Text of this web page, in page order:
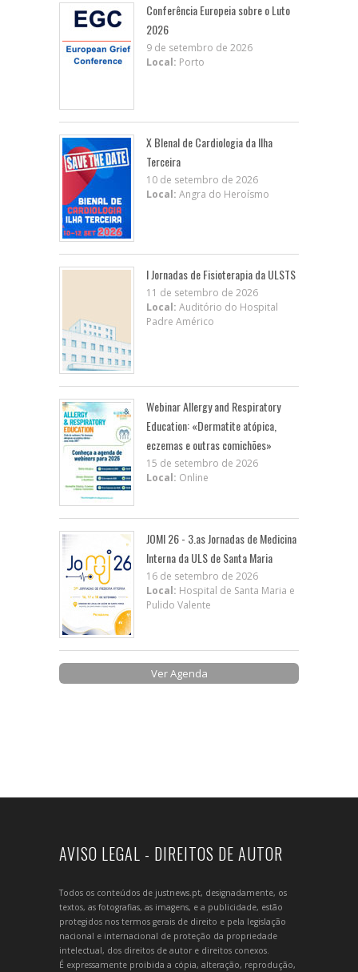
Conferência Europeia sobre o Luto
2026
9 de setembro de 2026
Local: Porto
X BIenal de Cardiologia da Ilha
Terceira
10 de setembro de 2026
Local: Angra do Heroísmo
I Jornadas de Fisioterapia da ULSTS
11 de setembro de 2026
Local: Auditório do Hospital
Padre Américo
Webinar Allergy and Respiratory
Education: «Dermatite atópica,
eczemas e outras comichões»
15 de setembro de 2026
Local: Online
JOMI 26 - 3.as Jornadas de Medicina
Interna da ULS de Santa Maria
16 de setembro de 2026
Local: Hospital de Santa Maria e
Pulido Valente
Ver Agenda
AVISO LEGAL - DIREITOS DE AUTOR
Todos os conteúdos de justnews.pt, designadamente, os
textos, as fotografias, as imagens, e a publicidade, estão
protegidos nos termos gerais de direito e pela legislação
nacional e internacional de proteção da propriedade
intelectual, dos direitos de autor e direitos conexos.
É expressamente proibida a cópia, alteração, reprodução,